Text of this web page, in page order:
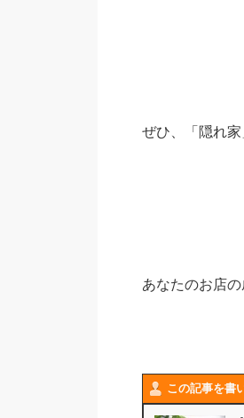
ぜひ、「隠れ
あなたのお店の
この記事を書